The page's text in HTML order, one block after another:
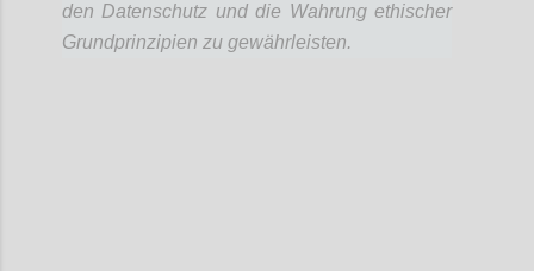
den Datenschutz und die Wahrung ethischer
Grundprinzipien zu gewährleisten.